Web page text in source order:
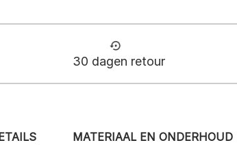
30 dagen retour
MATERIAAL EN ONDERHOUD